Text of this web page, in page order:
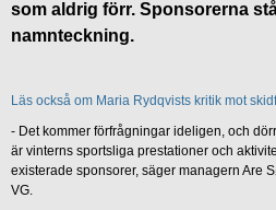
som aldrig förr. Sponsorerna
namnteckning.
Läs också om Maria Rydqvists kritik mot
- Det kommer förfrågningar ideligen, och
är vinterns sportsliga prestationer och
existerade sponsorer, säger managern Are
VG.